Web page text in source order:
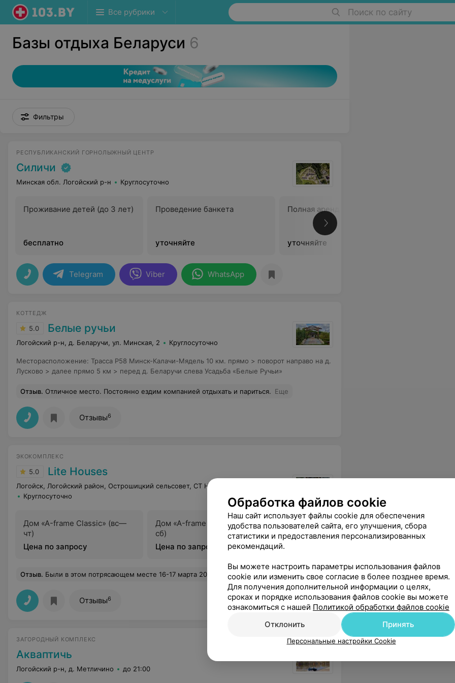
Все рубрики Поиск по сайту
Базы отдыха Беларуси 6
Фильтры
РЕСПУБЛИКАНСКИЙ ГОРНОЛЫЖНЫЙ ЦЕНТР
Силичи
Минская обл. Логойский р-н Круглосуточно
Проживание детей (до 3 лет)
бесплатно
Проведение банкета
уточняйте
Полная аренда зала
уточняйте
Telegram Viber WhatsApp
КОТТЕДЖ
5.0 Белые ручьи
Логойский р-н, д. Беларучи, ул. Минская, 2 Круглосуточно
Месторасположение: Трасса Р58 Минск-Калачи-Мядель 10 км. прямо > поворот направо на д.
Лусково > далее прямо 5 км > перед д. Беларучи слева Усадьба «Белые Ручьи»
Отзыв. Отличное место. Постоянно ездим компанией отдыхать и париться. Еще
Отзывы6
ЭКОКОМПЛЕКС
5.0 Lite Houses
Логойск, Логойский район, Острошицкий сельсовет, СТ Надежда
Круглосуточно
Дом «А-frame Classic» (вс—
чт)
Цена по запросу
Дом «А-frame Classic» (пт—
сб)
Цена по запросу
Размещение животного Дом «А-
Отзыв. Были в этом потрясающем месте 16-17 марта 2026 . Дом Classic. Хочу сказать, что все продумано до мелочей. Такой красивый интерьер , каждая деталь уместна. А баня с панорамным окном вообще шикарна, купель с подсветкой и огоньками создает невероятный уют и комфорт. Молодцы, советую к посещению! Осталось очень приятное послевкусие Еще
Отзывы6
ЗАГОРОДНЫЙ КОМПЛЕКС
Акваптичь
Логойский р-н, д. Метличино до 21:00
Обработка файлов cookie
Наш сайт использует файлы cookie для обеспечения
удобства пользователей сайта, его улучшения, сбора
статистики и предоставления персонализированных
рекомендаций.
Вы можете настроить параметры использования файлов
cookie или изменить свое согласие в более позднее время.
Для получения дополнительной информации о целях,
сроках и порядке использования файлов cookie вы можете
ознакомиться с нашей Политикой обработки файлов cookie
Отклонить
Принять
Персональные настройки Cookie